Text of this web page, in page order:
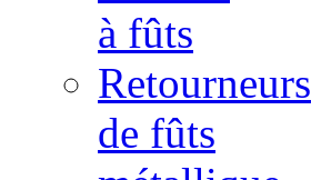
à fûts
Retourneurs
de fûts